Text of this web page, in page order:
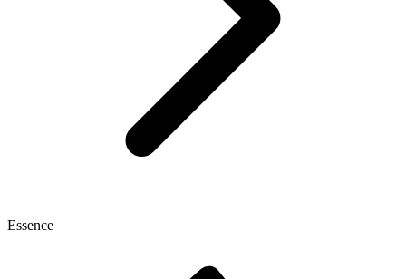
Essence